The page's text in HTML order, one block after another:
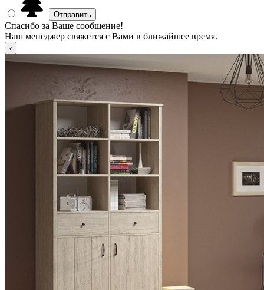
Спасибо за Ваше сообщение!
Наш менеджер свяжется с Вами в ближайшее время.